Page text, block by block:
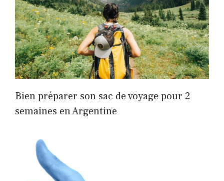
Bien préparer son sac de voyage pour 2
semaines en Argentine